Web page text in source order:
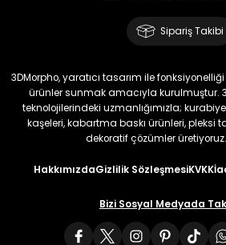
Sipariş Takibi
3DMorpho, yaratıcı tasarım ile
ürünler sunmak amacıyla kurulmuştur.
teknolojilerindeki uzmanlığımızla;
kaşeleri, kabartma baskı ürünleri, pleksi
dekoratif çözümler üretiyoruz.
HakkımızdaGizlilik SözleşmesiKVKK
Bizi Sosyal Medyada